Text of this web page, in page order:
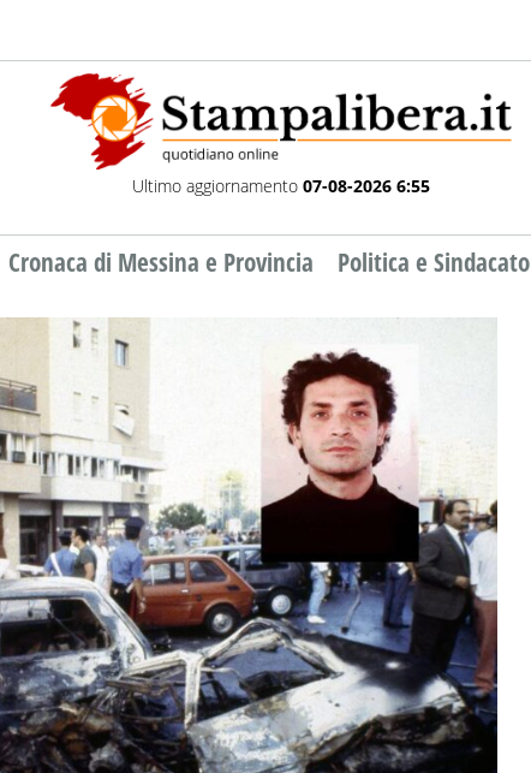
Ultimo aggiornamento 07-08-2026 6:55
Cronaca di Messina e Provincia Politica e Sindacato